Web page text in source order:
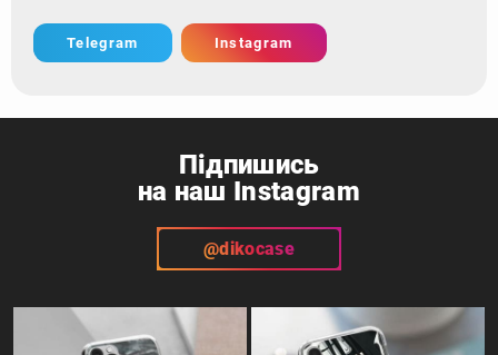
Telegram Instagram
Підпишись
на наш Instagram
@dikocase